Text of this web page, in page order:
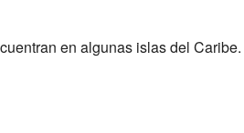
en algunas islas del Caribe.